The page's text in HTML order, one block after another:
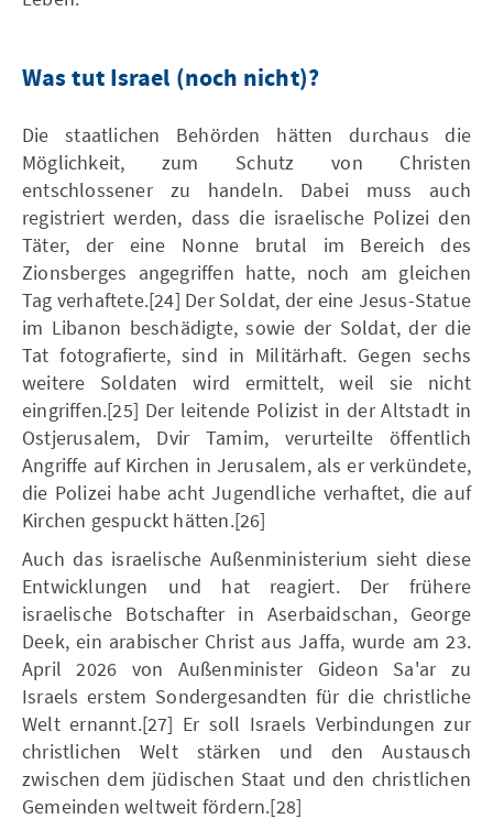
Was tut Israel (noch nicht)?
Die staatlichen Behörden hätten durchaus die
Möglichkeit, zum Schutz von Christen
entschlossener zu handeln. Dabei muss auch
registriert werden, dass die israelische Polizei den
Täter, der eine Nonne brutal im Bereich des
Zionsberges angegriffen hatte, noch am gleichen
Tag verhaftete.[24] Der Soldat, der eine Jesus-Statue
im Libanon beschädigte, sowie der Soldat, der die
Tat fotografierte, sind in Militärhaft. Gegen sechs
weitere Soldaten wird ermittelt, weil sie nicht
eingriffen.[25] Der leitende Polizist in der Altstadt in
Ostjerusalem, Dvir Tamim, verurteilte öffentlich
Angriffe auf Kirchen in Jerusalem, als er verkündete,
die Polizei habe acht Jugendliche verhaftet, die auf
Kirchen gespuckt hätten.[26]
Auch das israelische Außenministerium sieht diese
Entwicklungen und hat reagiert. Der frühere
israelische Botschafter in Aserbaidschan, George
Deek, ein arabischer Christ aus Jaffa, wurde am 23.
April 2026 von Außenminister Gideon Sa'ar zu
Israels erstem Sondergesandten für die christliche
Welt ernannt.[27] Er soll Israels Verbindungen zur
christlichen Welt stärken und den Austausch
zwischen dem jüdischen Staat und den christlichen
Gemeinden weltweit fördern.[28]